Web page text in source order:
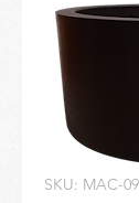
SKU: MAC-